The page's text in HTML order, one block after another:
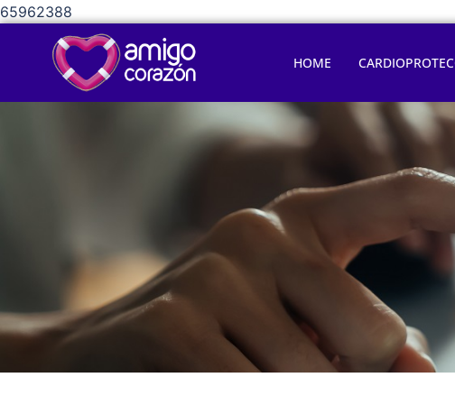
65962388
HOME